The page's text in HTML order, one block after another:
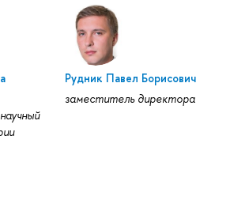
Рудник Павел Борисович
заместитель директора